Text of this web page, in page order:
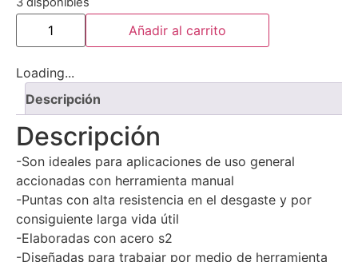
Añadir al carrito
Loading...
Descripción
Descripción
-Son ideales para aplicaciones de uso general
accionadas con herramienta manual
-Puntas con alta resistencia en el desgaste y por
consiguiente larga vida útil
-Elaboradas con acero s2
-Diseñadas para trabajar por medio de herramienta